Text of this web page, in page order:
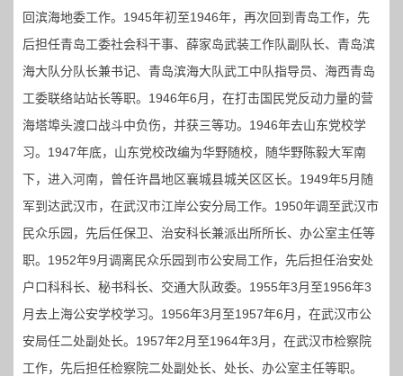
回滨海地委工作。1945年初至1946年，再次回到青岛工作，先
后担任青岛工委社会科干事、薛家岛武装工作队副队长、青岛滨
海大队分队长兼书记、青岛滨海大队武工中队指导员、海西青岛
工委联络站站长等职。1946年6月，在打击国民党反动力量的营
海塔埠头渡口战斗中负伤，并获三等功。1946年去山东党校学
习。1947年底，山东党校改编为华野随校，随华野陈毅大军南
下，进入河南，曾任许昌地区襄城县城关区区长。1949年5月随
军到达武汉市，在武汉市江岸公安分局工作。1950年调至武汉市
民众乐园，先后任保卫、治安科长兼派出所所长、办公室主任等
职。1952年9月调离民众乐园到市公安局工作，先后担任治安处
户口科科长、秘书科长、交通大队政委。1955年3月至1956年3
月去上海公安学校学习。1956年3月至1957年6月，在武汉市公
安局任二处副处长。1957年2月至1964年3月，在武汉市检察院
工作，先后担任检察院二处副处长、处长、办公室主任等职。